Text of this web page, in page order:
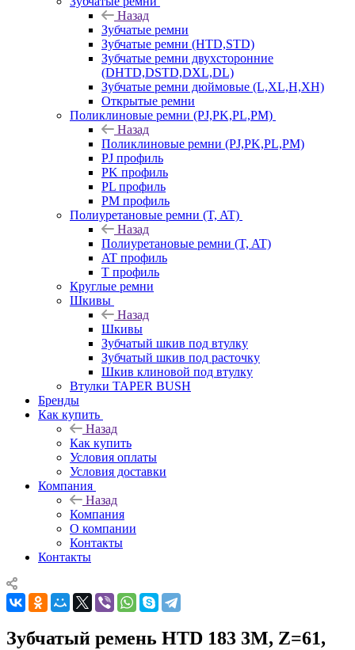
Назад
Зубчатые ремни
Зубчатые ремни (HTD,STD)
Зубчатые ремни двухсторонние
(DHTD,DSTD,DXL,DL)
Зубчатые ремни дюймовые (L,XL,H,XH)
Открытые ремни
Поликлиновые ремни (PJ,PK,PL,PM)
Назад
Поликлиновые ремни (PJ,PK,PL,PM)
PJ профиль
PK профиль
PL профиль
PM профиль
Полиуретановые ремни (T, AT)
Назад
Полиуретановые ремни (T, AT)
AT профиль
T профиль
Круглые ремни
Шкивы
Назад
Шкивы
Зубчатый шкив под втулку
Зубчатый шкив под расточку
Шкив клиновой под втулку
Втулки TAPER BUSH
Бренды
Как купить
Назад
Как купить
Условия оплаты
Условия доставки
Компания
Назад
Компания
О компании
Контакты
Контакты
Зубчатый ремень HTD 183 3M, Z=61,